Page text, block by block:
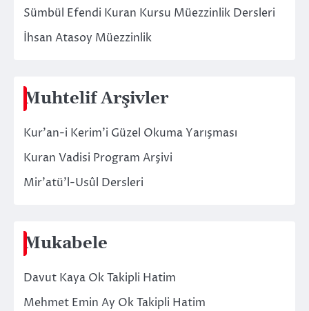
Sümbül Efendi Kuran Kursu Müezzinlik Dersleri
İhsan Atasoy Müezzinlik
Muhtelif Arşivler
Kur’an-i Kerim’i Güzel Okuma Yarışması
Kuran Vadisi Program Arşivi
Mir’atü’l-Usûl Dersleri
Mukabele
Davut Kaya Ok Takipli Hatim
Mehmet Emin Ay Ok Takipli Hatim